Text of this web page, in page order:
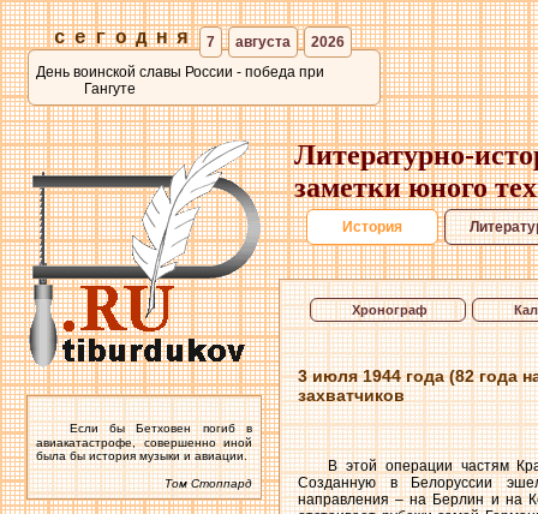
сегодня 7 августа
2026
День воинской славы России - победа при
Гангуте
Если бы Бетховен погиб в
авиакатастрофе, совершенно иной
была бы история музыки и авиации.
Том Стоппард
Литературно-
заметки юного
История
Хронограф
3 июля 1944 года (82 года
захватчиков
В этой операции частям
Созданную в Белоруссии
направления – на Берлин и на